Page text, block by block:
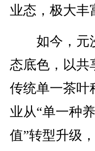
业态，极大丰
如今，元沙
态底色，以共
传统单一茶叶
业从“单一种
值”转型升级